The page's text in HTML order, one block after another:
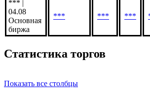
*** |
04.08
Основная
биржа
*** *** ***
Статистика торгов
Показать все столбцы